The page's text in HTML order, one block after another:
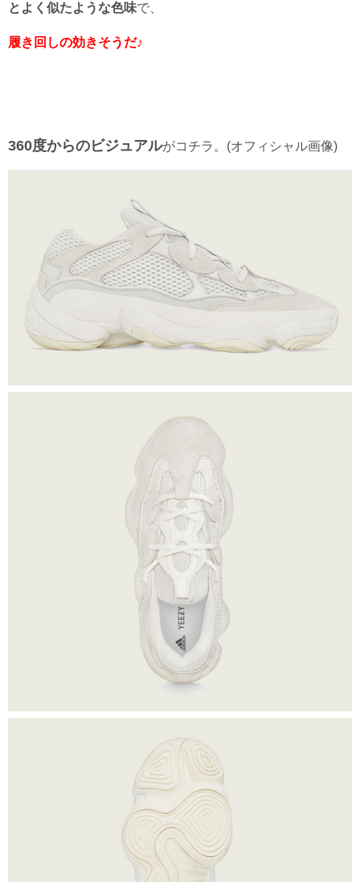
とよく似たような色味で、
履き回しの効きそうだ♪
360度からのビジュアルがコチラ。(オフィシャル画像)